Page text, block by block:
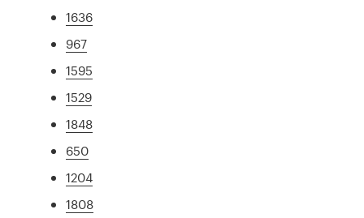
1636
967
1595
1529
1848
650
1204
1808